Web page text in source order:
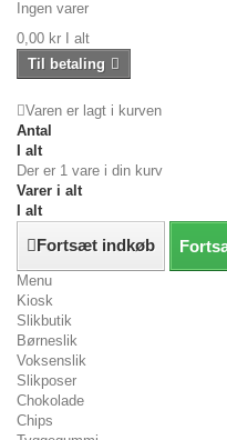
Ingen varer
0,00 kr
I alt
Til betaling
Varen er lagt i kurven
Antal
I alt
Der er 1 vare i din kurv
Varer i alt
I alt
Fortsæt indkøb
Menu
Kiosk
Slikbutik
Børneslik
Voksenslik
Slikposer
Chokolade
Chips